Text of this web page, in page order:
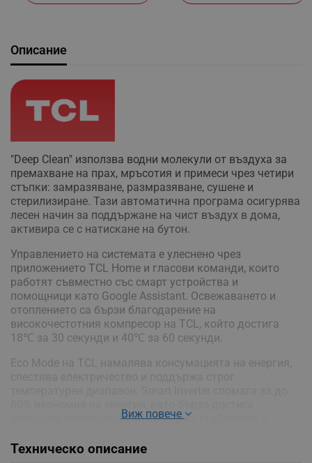
Описание
"Deep Clean" използва водни молекули от въздуха за
премахване на прах, мръсотия и примеси чрез четири
стъпки: замразяване, размразяване, сушене и
стерилизиране. Тази автоматична програма осигурява
лесен начин за поддържане на чист въздух в дома,
активира се с натискане на бутон.
Управлението на системата е улеснено чрез
приложението TCL Home и гласови команди, които
работят съвместно със смарт устройства и
помощници като Google Assistant. Освежаването и
отоплението са бързи благодарение на
високочестотния компресор на TCL, който достига
18℃ за 30 секунди и 40℃ за 60 секунди.
Eco Mode на TCL намалява консумацията на енергия,
желаната температура и поддържа стабилност в
Виж повече
Техническо описание